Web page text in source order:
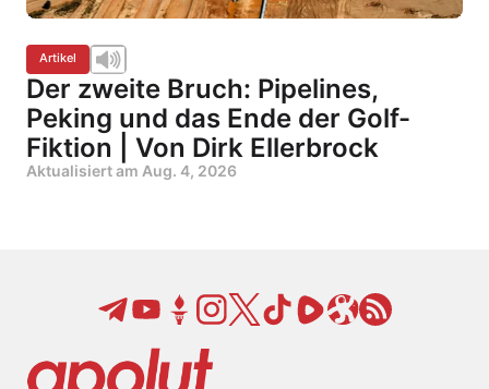
Artikel
Der zweite Bruch: Pipelines,
Peking und das Ende der Golf-
Fiktion | Von Dirk Ellerbrock
Aktualisiert am Aug. 4, 2026